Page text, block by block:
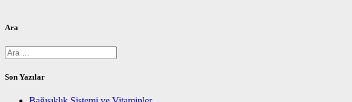
Ara
Arama:
Son Yazılar